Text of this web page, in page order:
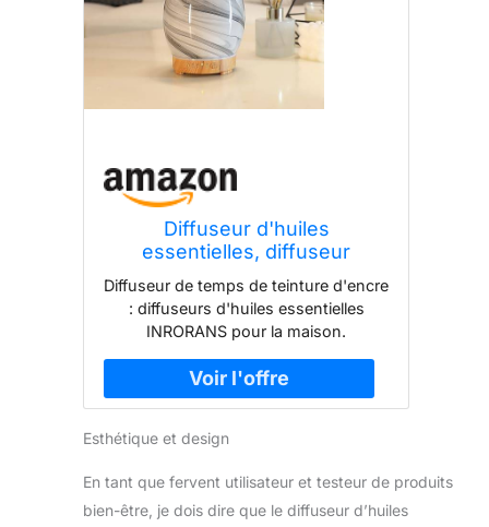
Diffuseur d'huiles
essentielles, diffuseur
d'aromathérapie à ultrasons
en verre artistique pour la
maison 160 ml avec brume
intermittente et veilleuse LED
7 couleurs changeantes pour
chambre à coucher
Diffuseur de temps de teinture d'encre
: diffuseurs d'huiles essentielles
INRORANS pour la maison.
l'encre en verre, réservoir d'eau de
160 ml, 7 couleurs de veilleuse LED
intermittente 30 secondes et réglage
lumière douce avec base en grain de
bois, pour que le parfum ne soit pas
Esthétique et design
En tant que fervent utilisateur et testeur de produits
bien-être, je dois dire que le diffuseur d’huiles